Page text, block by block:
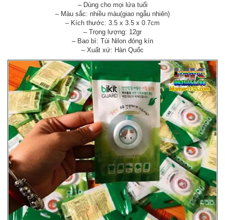
– Dùng cho mọi lứa tuổi
– Màu sắc: nhiều màu(giao ngẫu nhiên)
– Kích thước: 3.5 x 3.5 x 0.7cm
– Trọng lượng: 12gr
– Bao bì: Túi Nilon đóng kín
– Xuất xứ: Hàn Quốc